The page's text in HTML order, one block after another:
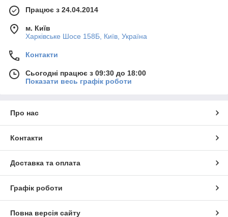
Працює з 24.04.2014
м. Київ
Харківське Шосе 158Б, Київ, Україна
Контакти
Сьогодні працює з 09:30 до 18:00
Показати весь графік роботи
Про нас
Контакти
Доставка та оплата
Графік роботи
Повна версія сайту